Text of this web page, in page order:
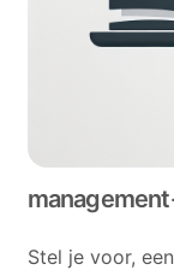
Stel je voor,